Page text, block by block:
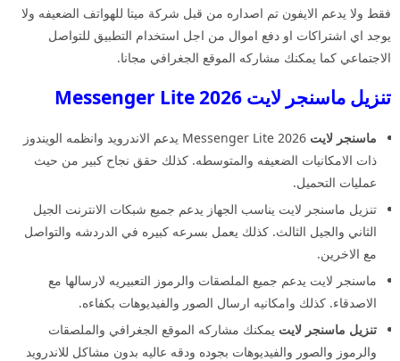
فقط ولا يدعم الايفون تم اصداره من قبل شركة ميتا للهواتف الضعيفه ولا
يوجد اي اشتراكات او دفع اموال من اجل استخدام التطبيق للتواصل
الاجتماعي كما يمكنك مشاركه الموقع الجغرافي مجانا.
تنزيل ماسنجر لايت 2026 Messenger Lite
ماسنجر لايت
2026 Messenger Lite يدعم الاندرويد وانظمه الويندوز
ذات الامكانيات الضعيفه والمتوسطه. كذلك حقق نجاح كبير من حيث
عمليات التحميل.
تنزيل ماسنجر لايت يناسب الجهاز يدعم جميع شبكات الانترنت الجيل
الثاني والجيل الثالث. كذلك يعمل بسرعه كبيره في الدردشه والتواصل
مع الاخرين.
ماسنجر لايت يدعم جميع الملصقات والرموز التعبيريه لارسالها مع
الاصدقاء. كذلك وامكانيه ارسال الصور والفيديوهات بكفاءه.
تنزيل ماسنجر لايت يمكنك مشاركه الموقع الجغرافي والملصقات
والرموز والصور والفيديوهات بجوده ودقه عاليه بدون مشاكل للاندرويد